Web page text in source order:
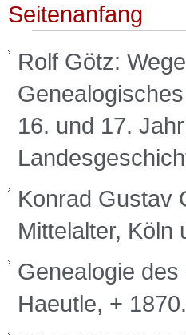
Seitenanfang
Rolf Götz:
16. und 17.
Konrad Gustav
Mittelalter,
Genealogie
Haeutle, + 1870.